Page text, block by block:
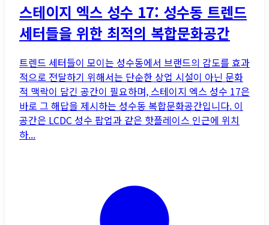
스테이지 엑스 성수 17: 성수동 트렌드
세터들을 위한 최적의 복합문화공간
트렌드 세터들이 모이는 성수동에서 브랜드의 감도를 효과
적으로 전달하기 위해서는 단순한 상업 시설이 아닌 문화
적 맥락이 담긴 공간이 필요하며, 스테이지 엑스 성수 17은
바로 그 해답을 제시하는 성수동 복합문화공간입니다. 이
공간은 LCDC 성수 팝업과 같은 핫플레이스 인근에 위치
하...